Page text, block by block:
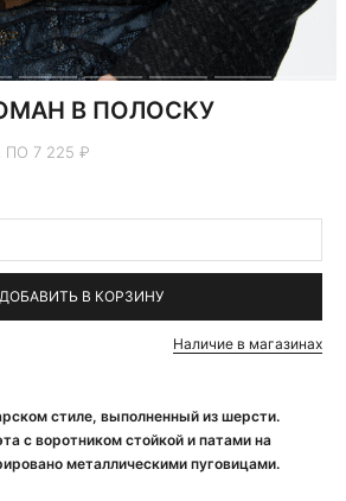
стиле, выполненный из шерсти.
с воротником стойкой и патами на
металлическими пуговицами.
В ПОЛОСКУ
7 225 ₽
ДОБАВИТЬ В КОРЗИНУ
Наличие в магазинах